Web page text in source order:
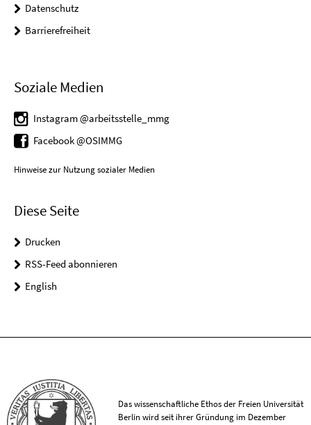
Datenschutz
Barrierefreiheit
Soziale Medien
Instagram @arbeitsstelle_mmg
Facebook @OSIMMG
Hinweise zur Nutzung sozialer Medien
Diese Seite
Drucken
RSS-Feed abonnieren
English
Das wissenschaftliche Ethos der Freien Universität
Berlin wird seit ihrer Gründung im Dezember